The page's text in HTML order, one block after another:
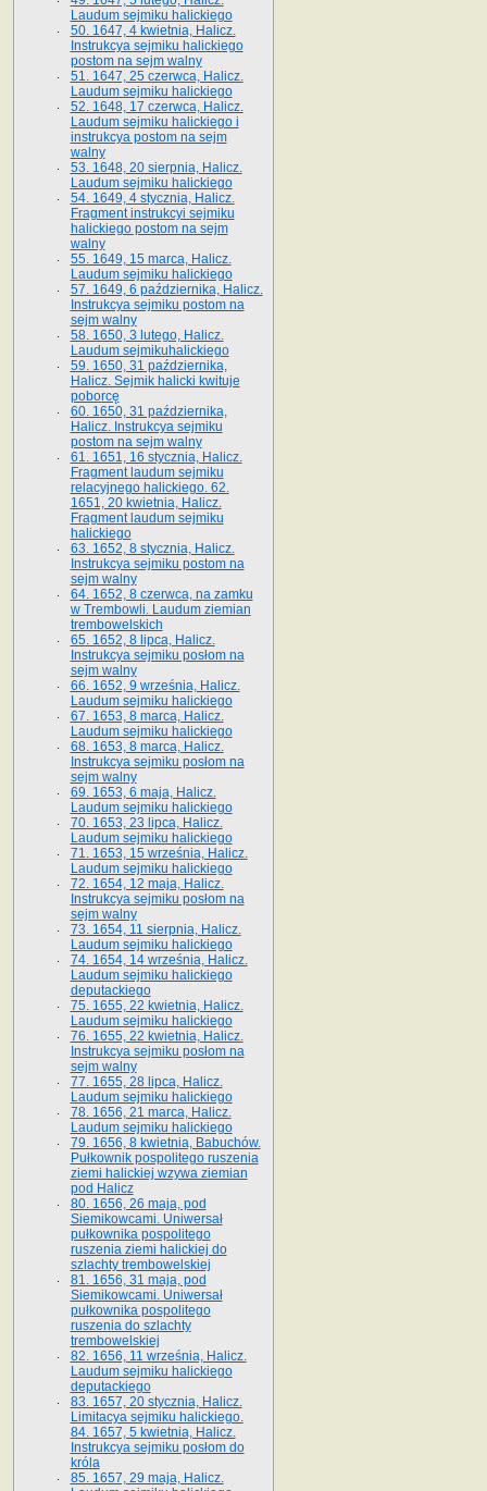
Laudum sejmiku halickiego
50. 1647, 4 kwietnia, Halicz.
Instrukcya sejmiku halickiego
postom na sejm walny
51. 1647, 25 czerwca, Halicz.
Laudum sejmiku halickiego
52. 1648, 17 czerwca, Halicz.
Laudum sejmiku halickiego i
instrukcya postom na sejm
walny
53. 1648, 20 sierpnia, Halicz.
Laudum sejmiku halickiego
54. 1649, 4 stycznia, Halicz.
Fragment instrukcyi sejmiku
halickiego postom na sejm
walny
55. 1649, 15 marca, Halicz.
Laudum sejmiku halickiego
57. 1649, 6 października, Halicz.
Instrukcya sejmiku postom na
sejm walny
58. 1650, 3 lutego, Halicz.
Laudum sejmikuhalickiego
59. 1650, 31 października,
Halicz. Sejmik halicki kwituje
poborcę
60. 1650, 31 października,
Halicz. Instrukcya sejmiku
postom na sejm walny
61. 1651, 16 stycznia, Halicz.
Fragment laudum sejmiku
relacyjnego halickiego. 62.
1651, 20 kwietnia, Halicz.
Fragment laudum sejmiku
halickiego
63. 1652, 8 stycznia, Halicz.
Instrukcya sejmiku postom na
sejm walny
64. 1652, 8 czerwca, na zamku
w Trembowli. Laudum ziemian
trembowelskich
65. 1652, 8 lipca, Halicz.
Instrukcya sejmiku posłom na
sejm walny
66. 1652, 9 września, Halicz.
Laudum sejmiku halickiego
67. 1653, 8 marca, Halicz.
Laudum sejmiku halickiego
68. 1653, 8 marca, Halicz.
Instrukcya sejmiku posłom na
sejm walny
69. 1653, 6 maja, Halicz.
Laudum sejmiku halickiego
70. 1653, 23 lipca, Halicz.
Laudum sejmiku halickiego
71. 1653, 15 września, Halicz.
Laudum sejmiku halickiego
72. 1654, 12 maja, Halicz.
Instrukcya sejmiku posłom na
sejm walny
73. 1654, 11 sierpnia, Halicz.
Laudum sejmiku halickiego
74. 1654, 14 września, Halicz.
Laudum sejmiku halickiego
deputackiego
75. 1655, 22 kwietnia, Halicz.
Laudum sejmiku halickiego
76. 1655, 22 kwietnia, Halicz.
Instrukcya sejmiku posłom na
sejm walny
77. 1655, 28 lipca, Halicz.
Laudum sejmiku halickiego
78. 1656, 21 marca, Halicz.
Laudum sejmiku halickiego
79. 1656, 8 kwietnia, Babuchów.
Pułkownik pospolitego ruszenia
ziemi halickiej wzywa ziemian
pod Halicz
80. 1656, 26 maja, pod
Siemikowcami. Uniwersał
pułkownika pospolitego
ruszenia ziemi halickiej do
szlachty trembowelskiej
81. 1656, 31 maja, pod
Siemikowcami. Uniwersał
pułkownika pospolitego
ruszenia do szlachty
trembowelskiej
82. 1656, 11 września, Halicz.
Laudum sejmiku halickiego
deputackiego
83. 1657, 20 stycznia, Halicz.
Limitacya sejmiku halickiego.
84. 1657, 5 kwietnia, Halicz.
Instrukcya sejmiku posłom do
króla
85. 1657, 29 maja, Halicz.